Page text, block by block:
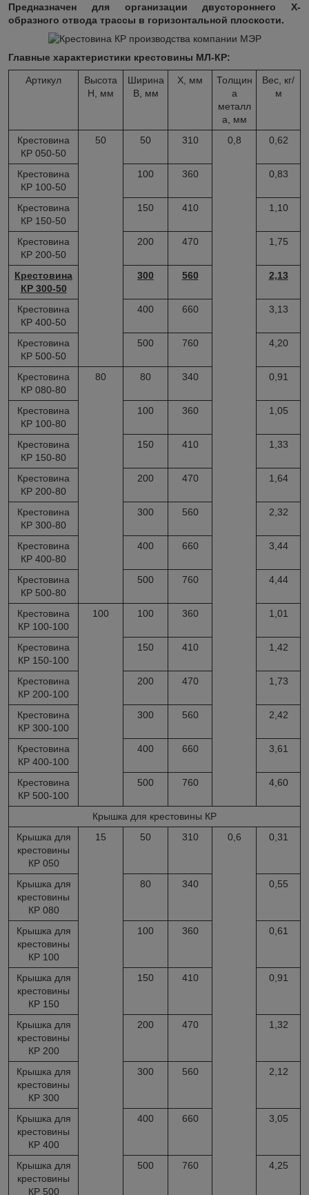
Предназначен для организации двустороннего Х-
образного отвода трассы в горизонтальной плоскости.
Главные характеристики крестовины МЛ-КР:
Артикул
Высота
H, мм
Ширина
B, мм
X, мм
Толщин
а
металл
а, мм
Вес, кг/
м
Крестовина
КР 050-50
50 50 310 0,8 0,62
Крестовина
КР 100-50
100 360 0,83
Крестовина
КР 150-50
150 410 1,10
Крестовина
КР 200-50
200 470 1,75
Крестовина
КР 300-50
300 560 2,13
Крестовина
КР 400-50
400 660 3,13
Крестовина
КР 500-50
500 760 4,20
Крестовина
КР 080-80
80 80 340 0,91
Крестовина
КР 100-80
100 360 1,05
Крестовина
КР 150-80
150 410 1,33
Крестовина
КР 200-80
200 470 1,64
Крестовина
КР 300-80
300 560 2,32
Крестовина
КР 400-80
400 660 3,44
Крестовина
КР 500-80
500 760 4,44
Крестовина
КР 100-100
100 100 360 1,01
Крестовина
КР 150-100
150 410 1,42
Крестовина
КР 200-100
200 470 1,73
Крестовина
КР 300-100
300 560 2,42
Крестовина
КР 400-100
400 660 3,61
Крестовина
КР 500-100
500 760 4,60
Крышка для крестовины КР
Крышка для
крестовины
КР 050
15 50 310 0,6 0,31
Крышка для
крестовины
КР 080
80 340 0,55
Крышка для
крестовины
КР 100
100 360 0,61
Крышка для
крестовины
КР 150
150 410 0,91
Крышка для
крестовины
КР 200
200 470 1,32
Крышка для
крестовины
КР 300
300 560 2,12
Крышка для
крестовины
КР 400
400 660 3,05
Крышка для
крестовины
КР 500
500 760 4,25